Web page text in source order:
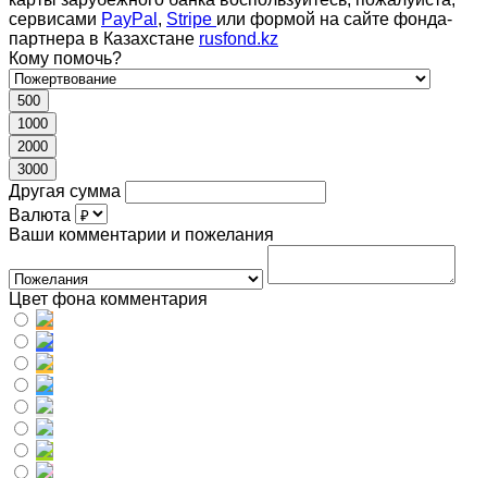
сервисами PayPal , Stripe или формой на сайте фонда-
партнера в Казахстане rusfond.kz
Кому помочь?
500
1000
2000
3000
Другая сумма
Валюта
Ваши комментарии и пожелания
Цвет фона комментария